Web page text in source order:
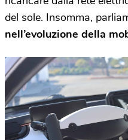
del sole. Insomma,
nell’evoluzione della